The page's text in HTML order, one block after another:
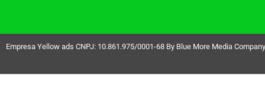
Empresa Yellow ads CNPJ: 10.861.975/0001-68 By Blue More Media